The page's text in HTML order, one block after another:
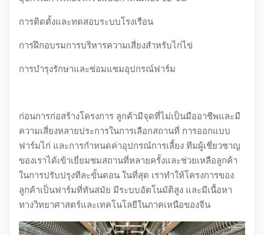
การติดตั้งและทดสอบระบบโรงเรือน
การฝึกอบรมการบริหารความเสี่ยงสำหรับไก่ไข่
การบำรุงรักษาและซ่อมแซมอุปกรณ์ฟาร์ม
ก่อนการก่อสร้างโครงการ ลูกค้ามีจุดที่ไม่เป็นมืออาชีพและมี
ความเสี่ยงหลายประการในการเลือกสถานที่ การออกแบบ
ฟาร์มไก่ และการกำหนดค่าอุปกรณ์การเลี้ยง ทีมผู้เชี่ยวชาญ
ของเราได้เข้าเยี่ยมชมสถานที่หลายครั้งและช่วยเหลือลูกค้า
ในการปรับปรุงทีละขั้นตอน ในที่สุด เราทำให้โครงการของ
ลูกค้าเป็นฟาร์มที่ทันสมัย มีระบบอัตโนมัติสูง และมีเนื้อหา
ทางวิทยาศาสตร์และเทคโนโลยีในภาคเหนือของจีน